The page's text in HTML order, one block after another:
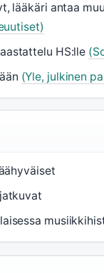
lääkäri antaa
HS:lle
(Yle, julkinen